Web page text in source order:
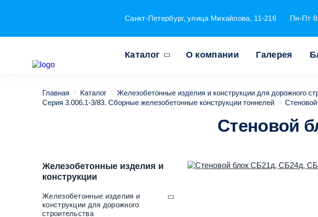
Санкт-Петербург, улица Михайлова, 11-216 Пн-Пт
Каталог О компании Галерея
Главная Каталог
Железобетонные изделия и конструкции для дорожного
Серия 3.006.1-3/83. Сборные железобетонные конструкции тоннелей
Стеновой
Железобетонные изделия и
конструкции
Железобетонные изделия и
конструкции для дорожного
строительства